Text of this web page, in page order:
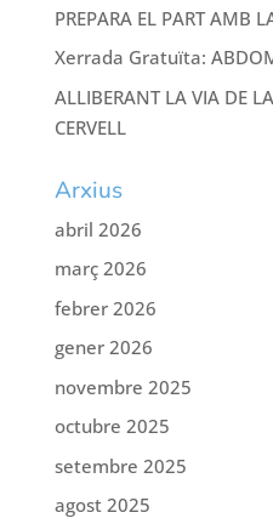
PREPARA EL PART AMB
Xerrada Gratuïta:
ALLIBERANT LA VIA DE
CERVELL
Arxius
abril 2026
març 2026
febrer 2026
gener 2026
novembre 2025
octubre 2025
setembre 2025
agost 2025